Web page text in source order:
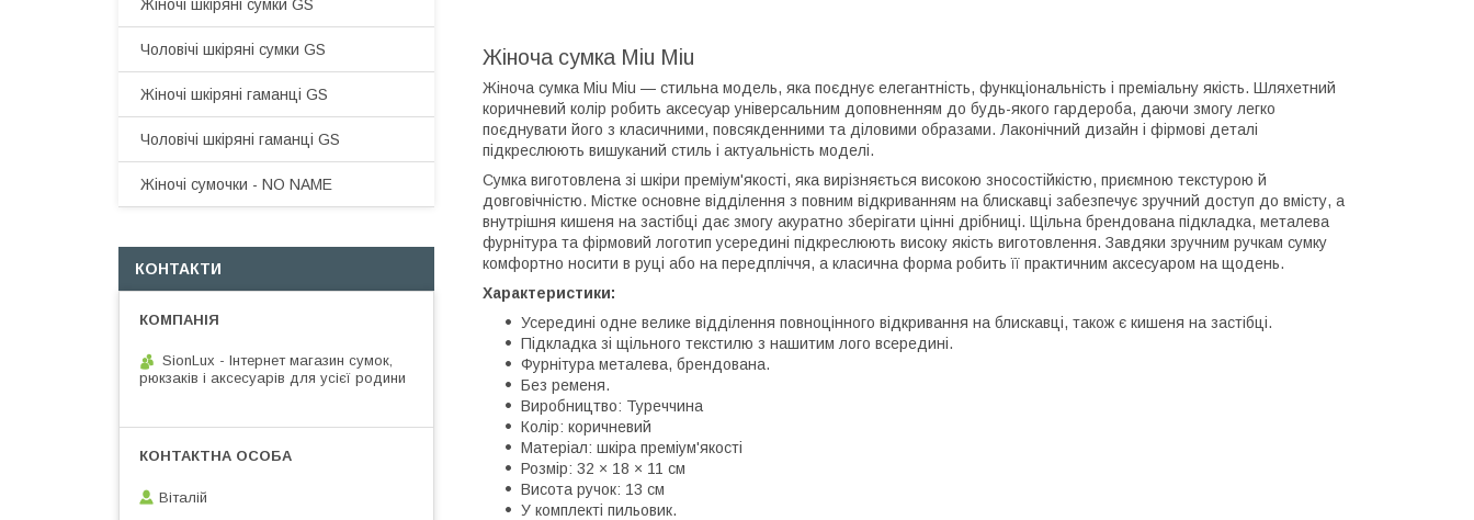
Жіноча сумка Miu Miu
Жіноча сумка Miu Miu — стильна модель, яка поєднує елегантність, функціональність і преміальну якість. Шляхетний
коричневий колір робить аксесуар універсальним доповненням до будь-якого гардероба, даючи змогу легко
поєднувати його з класичними, повсякденними та діловими образами. Лаконічний дизайн і фірмові деталі
підкреслюють вишуканий стиль і актуальність моделі.
Сумка виготовлена зі шкіри преміум'якості, яка вирізняється високою зносостійкістю, приємною текстурою й
довговічністю. Містке основне відділення з повним відкриванням на блискавці забезпечує зручний доступ до вмісту, а
внутрішня кишеня на застібці дає змогу акуратно зберігати цінні дрібниці. Щільна брендована підкладка, металева
фурнітура та фірмовий логотип усередині підкреслюють високу якість виготовлення. Завдяки зручним ручкам сумку
комфортно носити в руці або на передпліччя, а класична форма робить її практичним аксесуаром на щодень.
Характеристики:
Усередині одне велике відділення повноцінного відкривання на блискавці, також є кишеня на застібці.
Підкладка зі щільного текстилю з нашитим лого всередині.
Фурнітура металева, брендована.
Без ременя.
Виробництво: Туреччина
Колір: коричневий
Матеріал: шкіра преміум'якості
Розмір: 32 × 18 × 11 см
Висота ручок: 13 см
У комплекті пильовик.
Жіночі шкіряні сумки GS
Чоловічі шкіряні сумки GS
Жіночі шкіряні гаманці GS
Чоловічі шкіряні гаманці GS
Жіночі сумочки - NO NAME
КОНТАКТИ
SionLux - Інтернет магазин сумок,
рюкзаків і аксесуарів для усієї родини
Віталій